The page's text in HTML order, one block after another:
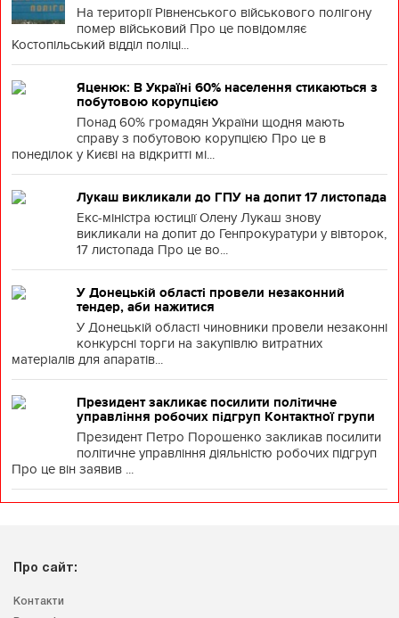
На території Рівненського військового полігону
помер військовий Про це повідомляє
Костопільський відділ поліці...
Яценюк: В Україні 60% населення стикаються з
побутовою корупцією
Понад 60% громадян України щодня мають
справу з побутовою корупцією Про це в
понеділок у Києві на відкритті мі...
Лукаш викликали до ГПУ на допит 17 листопада
Екс-міністра юстиції Олену Лукаш знову
викликали на допит до Генпрокуратури у вівторок,
17 листопада Про це во...
У Донецькій області провели незаконний
тендер, аби нажитися
У Донецькій області чиновники провели незаконні
конкурсні торги на закупівлю витратних
матеріалів для апаратів...
Президент закликає посилити політичне
управління робочих підгруп Контактної групи
Президент Петро Порошенко закликав посилити
політичне управління діяльністю робочих підгруп
Про це він заявив ...
Про сайт:
Контакти